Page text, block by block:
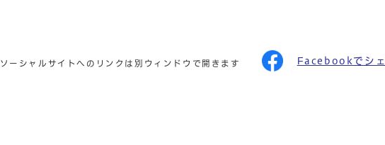
ソーシャルサイトへのリンクは別ウィンドウで開きます Facebookでシ